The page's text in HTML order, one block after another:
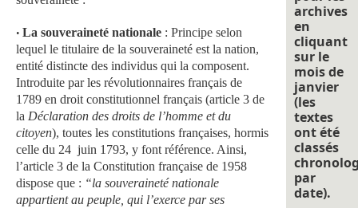
• La souveraineté nationale : Principe selon
lequel le titulaire de la souveraineté est la nation,
entité distincte des individus qui la composent.
Introduite par les révolutionnaires français de
1789 en droit constitutionnel français (article 3 de
la Déclaration des droits de l’homme et du
citoyen), toutes les constitutions françaises, hormis
celle du 24 juin 1793, y font référence. Ainsi,
l’article 3 de la Constitution française de 1958
dispose que : “la souveraineté nationale
appartient au peuple, qui l’exerce par ses
archives
en
cliquant
sur le
mois de
janvier
(les
textes
ont été
classés
par
date).